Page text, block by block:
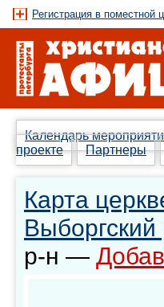
Регистрация в поместной
Календарь
проекте
Партнеры
Карта
Выборгский
р-н —